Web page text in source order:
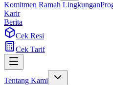
Komitmen Ramah Lingkungan
Karir
Berita
Cek Resi
Cek Tarif
Tentang Kami